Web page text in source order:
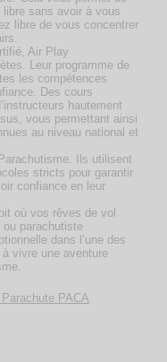
libre sans avoir à vous
libre de vous concentrer
Air Play
Leur programme de
les compétences
Des cours
hautement
vous permettant ainsi
au niveau national et
Ils utilisent
stricts pour garantir
confiance en leur
où vos rêves de vol
parachutiste
dans l’une des
vivre une aventure
PACA